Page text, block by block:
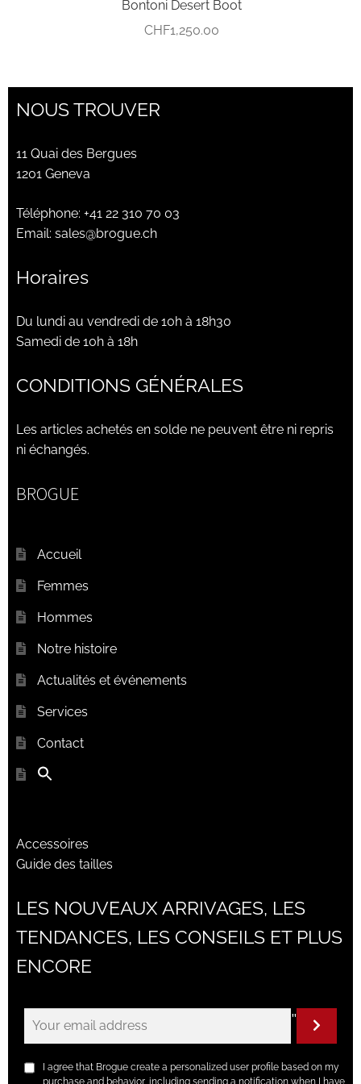
Bontoni Desert Boot
CHF1,250.00
NOUS TROUVER
11 Quai des Bergues
1201 Geneva
Téléphone: +41 22 310 70 03
Email: sales@brogue.ch
Horaires
Du lundi au vendredi de 10h à 18h30
Samedi de 10h à 18h
CONDITIONS GÉNÉRALES
Les articles achetés en solde ne peuvent être ni repris
ni échangés.
BROGUE
Accueil
Femmes
Hommes
Notre histoire
Actualités et événements
Services
Contact
Accessoires
Guide des tailles
LES NOUVEAUX ARRIVAGES, LES
TENDANCES, LES CONSEILS ET PLUS
ENCORE
"
I agree that Brogue create a personalized user profile based on my